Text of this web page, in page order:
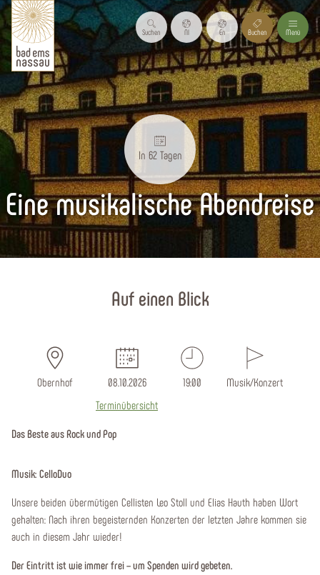
Suchen Nl En Buchen Menü
In 62 Tagen
Eine musikalische Abendreise
Auf einen Blick
Obernhof
08.10.2026
Terminübersicht
19:00 Musik/Konzert
Das Beste aus Rock und Pop
Musik: CelloDuo
Unsere beiden übermütigen Cellisten Leo Stoll und Elias Hauth haben Wort
gehalten: Nach ihren begeisternden Konzerten der letzten Jahre kommen sie
auch in diesem Jahr wieder!
Der Eintritt ist wie immer frei – um Spenden wird gebeten.